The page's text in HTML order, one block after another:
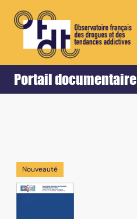
Portail documentaire
Accueil Retour
Nouveauté